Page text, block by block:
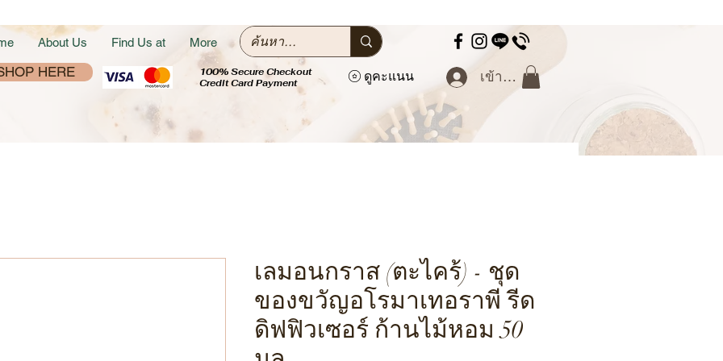
About Us Find Us at More
HERE
100% Secure Checkout
Credit Card Payment
ดูคะแนน เข้าสู่ระบบ
เลมอนกราส (ตะไคร้) - ชุด
ของขวัญอโรมาเทอราพี รีด
ดิฟฟิวเซอร์ ก้านไม้หอม 50